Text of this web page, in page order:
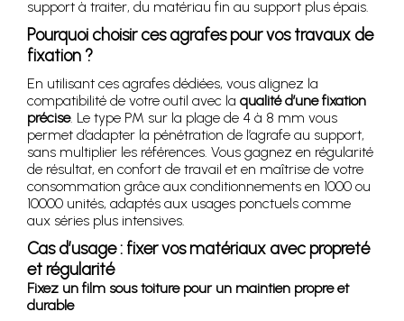
support à traiter, du matériau fin au support plus épais.
Pourquoi choisir ces agrafes pour vos travaux de
fixation ?
En utilisant ces agrafes dédiées, vous alignez la
compatibilité de votre outil avec la qualité d’une fixation
précise. Le type PM sur la plage de 4 à 8 mm vous
permet d’adapter la pénétration de l’agrafe au support,
sans multiplier les références. Vous gagnez en régularité
de résultat, en confort de travail et en maîtrise de votre
consommation grâce aux conditionnements en 1000 ou
10000 unités, adaptés aux usages ponctuels comme
aux séries plus intensives.
Cas d’usage : fixer vos matériaux avec propreté
et régularité
Fixez un film sous toiture pour un maintien propre et
durable